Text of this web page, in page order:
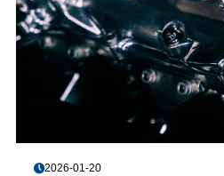
2026-01-20